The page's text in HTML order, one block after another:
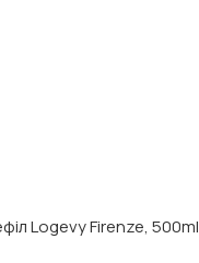
Logevy Firenze, 500ml